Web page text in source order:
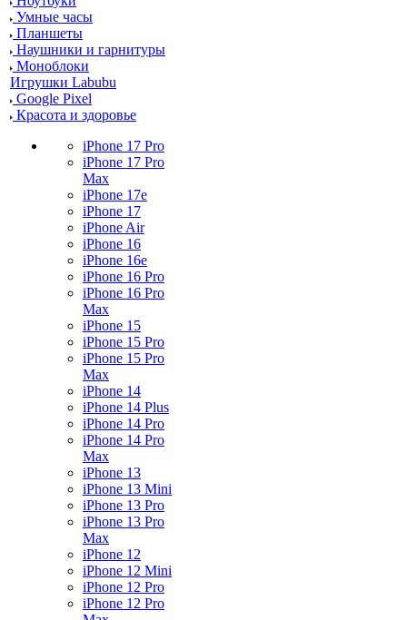
Умные часы
Планшеты
Наушники и гарнитуры
Моноблоки
Игрушки Labubu
Google Pixel
Красота и здоровье
iPhone 17 Pro
iPhone 17 Pro
Max
iPhone 17e
iPhone 17
iPhone Air
iPhone 16
iPhone 16e
iPhone 16 Pro
iPhone 16 Pro
Max
iPhone 15
iPhone 15 Pro
iPhone 15 Pro
Max
iPhone 14
iPhone 14 Plus
iPhone 14 Pro
iPhone 14 Pro
Max
iPhone 13
iPhone 13 Mini
iPhone 13 Pro
iPhone 13 Pro
Max
iPhone 12
iPhone 12 Mini
iPhone 12 Pro
iPhone 12 Pro